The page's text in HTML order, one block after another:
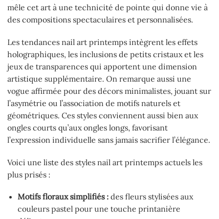
mêle cet art à une technicité de pointe qui donne vie à
des compositions spectaculaires et personnalisées.
Les tendances nail art printemps intègrent les effets
holographiques, les inclusions de petits cristaux et les
jeux de transparences qui apportent une dimension
artistique supplémentaire. On remarque aussi une
vogue affirmée pour des décors minimalistes, jouant sur
l’asymétrie ou l’association de motifs naturels et
géométriques. Ces styles conviennent aussi bien aux
ongles courts qu’aux ongles longs, favorisant
l’expression individuelle sans jamais sacrifier l’élégance.
Voici une liste des styles nail art printemps actuels les
plus prisés :
Motifs floraux simplifiés :des fleurs stylisées aux
couleurs pastel pour une touche printanière